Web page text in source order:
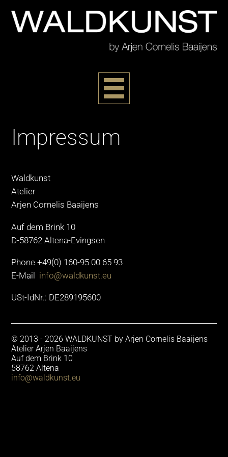
HOME
DATENSCHUTZ
Impressum
Waldkunst
Atelier
Arjen Cornelis Baaijens
Auf dem Brink 10
D-58762 Altena-Evingsen
Phone +49(0) 160-95 00 65 93
E-Mail info@waldkunst.eu
USt-IdNr.: DE289195600
© 2013 - 2026 WALDKUNST by Arjen Cornelis Baaijens
Atelier Arjen Baaijens
Auf dem Brink 10
58762 Altena
info@waldkunst.eu